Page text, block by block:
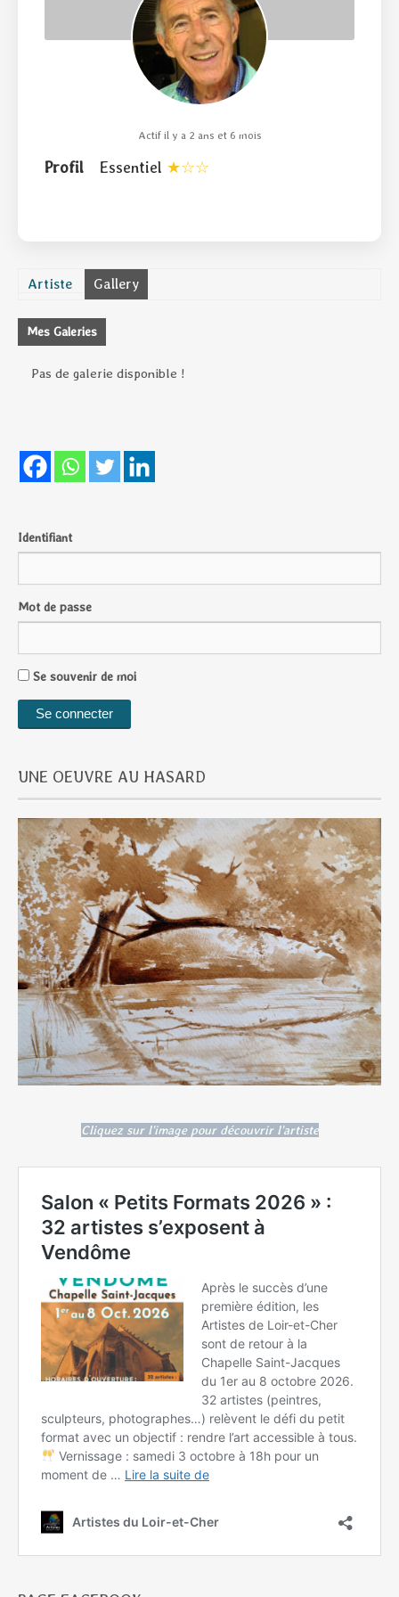
Actif il y a 2 ans et 6 mois
Profil Essentiel
Artiste Gallery
Mes Galeries
Pas de galerie disponible !
Identifiant
Mot de passe
Se souvenir de moi
UNE OEUVRE AU HASARD
Cliquez sur l'image pour découvrir l'artiste